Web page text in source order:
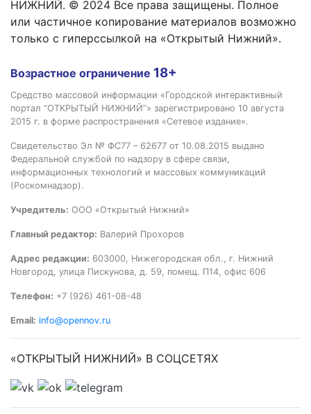
НИЖНИЙ. © 2024 Все права защищены. Полное
или частичное копирование материалов возможно
только с гиперссылкой на «Открытый Нижний».
Возрастное ограничение 18+
Средство массовой информации «Городской интерактивный
портал “ОТКРЫТЫЙ НИЖНИЙ”» зарегистрировано 10 августа
2015 г. в форме распространения «Сетевое издание».
Свидетельство Эл № ФС77 – 62677 от 10.08.2015 выдано
Федеральной службой по надзору в сфере связи,
информационных технологий и массовых коммуникаций
(Роскомнадзор).
Учредитель: ООО «Открытый Нижний»
Главный редактор: Валерий Прохоров
Адрес редакции: 603000, Нижегородская обл., г. Нижний
Новгород, улица Пискунова, д. 59, помещ. П14, офис 606
Телефон: +7 (926) 461-08-48
Email: info@opennov.ru
«ОТКРЫТЫЙ НИЖНИЙ» В СОЦСЕТЯХ